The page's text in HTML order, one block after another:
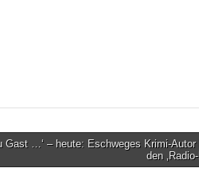
Gast …‘ – heute: Eschweges Krimi-Autor
den